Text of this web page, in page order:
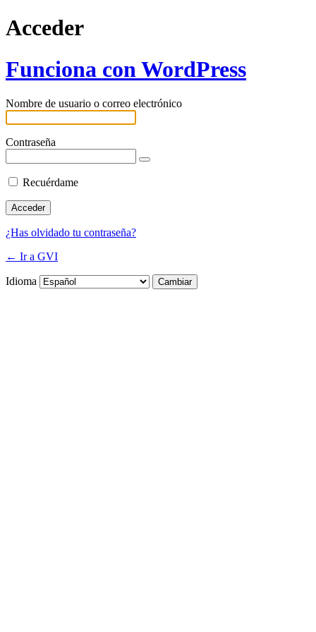
Acceder
Funciona con WordPress
Nombre de usuario o correo electrónico
Contraseña
Recuérdame
¿Has olvidado tu contraseña?
← Ir a GVI
Idioma